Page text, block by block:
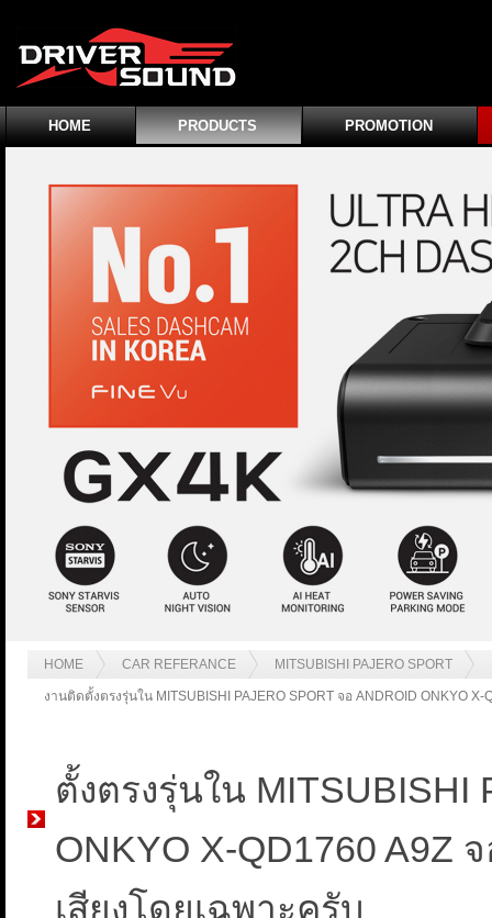
HOME PRODUCTS PROMOTION
HOME CAR REFERANCE MITSUBISHI PAJERO SPORT
งานติดตั้งตรงรุ่นใน MITSUBISHI PAJERO SPORT จอ ANDROID ONKYO
ตั้งตรงรุ่นใน MITSUBISHI
ONKYO X-QD1760
เสียงโดยเฉพาะครับ